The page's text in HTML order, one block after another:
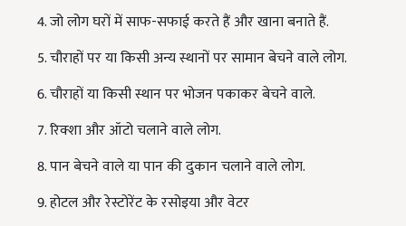
जो लोग घरों में साफ-सफाई करते हैं और खाना बनाते हैं.
चौराहों पर या किसी अन्य स्थानों पर सामान बेचने वाले लोग.
चौराहों या किसी स्थान पर भोजन पकाकर बेचने वाले.
रिक्शा और ऑटो चलाने वाले लोग.
पान बेचने वाले या पान की दुकान चलाने वाले लोग.
होटल और रेस्टोरेंट के रसोइया और वेटर